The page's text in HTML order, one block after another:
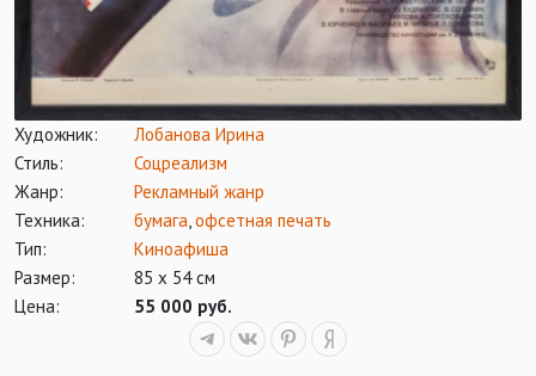
Художник:
Лобанова Ирина
Стиль:
Соцреализм
Жанр:
Рекламный жанр
Техника:
бумага,офсетная печать
Тип:
Киноафиша
Размер:
85 х 54 см
Цена:
55 000 руб.